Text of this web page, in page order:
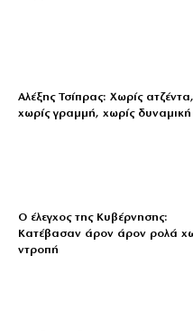
Αλέξης Τσίπρας: Χωρίς ατζέντα,
χωρίς γραμμή, χωρίς δυναμική
Ο έλεγχος της Κυβέρνησης:
Κατέβασαν άρον άρον ρολά
ντροπή